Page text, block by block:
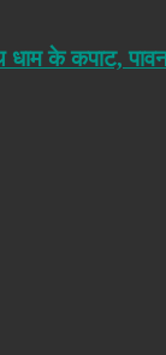
के कपाट,